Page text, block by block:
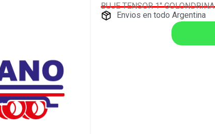
BUJE TENSOR 1″ GOLONDRINA
Envios en todo Argentina